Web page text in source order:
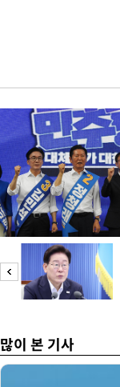
많이 본 기사